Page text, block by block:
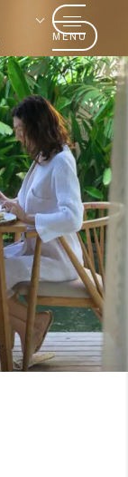
MENU